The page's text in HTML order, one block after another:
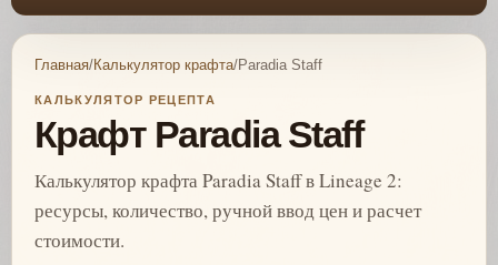
Главная/Калькулятор крафта/Paradia Staff
КАЛЬКУЛЯТОР РЕЦЕПТА
Крафт Paradia Staff
Калькулятор крафта Paradia Staff в Lineage 2:
ресурсы, количество, ручной ввод цен и расчет
стоимости.